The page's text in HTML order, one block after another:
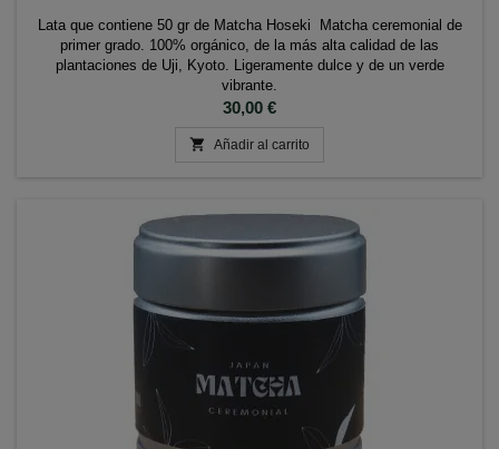
Lata que contiene 50 gr de Matcha Hoseki Matcha ceremonial de
primer grado. 100% orgánico, de la más alta calidad de las
plantaciones de Uji, Kyoto. Ligeramente dulce y de un verde
vibrante.
Precio
30,00 €
 Añadir al carrito